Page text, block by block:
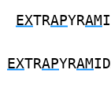
EXTRAPYRAM
EXTRAPYRAM